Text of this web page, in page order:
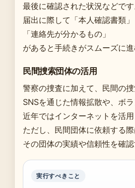
最後に確認された状況などで
届出に際して「本人確認書類」
「連絡先が分かるもの」
があると手続きがスムーズに進
民間捜索団体の活用
警察の捜査に加えて、民間の
SNSを通じた情報拡散や、ボ
近年ではインターネットを活
ただし、民間団体に依頼する際
その団体の実績や信頼性を確認
実行すべきこと